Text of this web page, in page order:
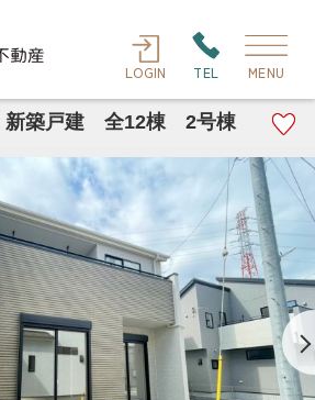
LOGIN TEL MENU
新築戸建 全12棟 2号棟